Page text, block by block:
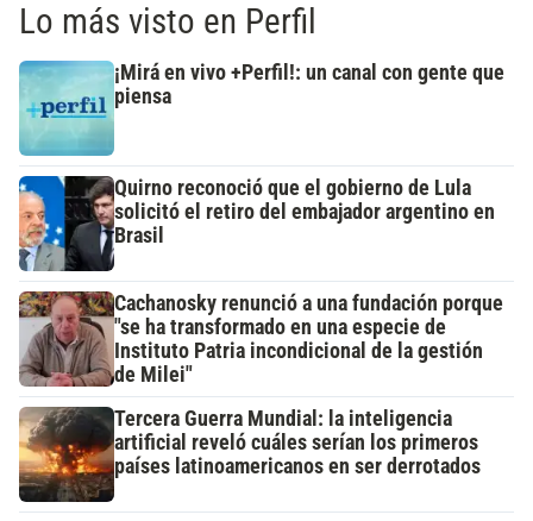
Lo más visto en Perfil
¡Mirá en vivo +Perfil!: un canal con gente que
piensa
Quirno reconoció que el gobierno de Lula
solicitó el retiro del embajador argentino en
Brasil
Cachanosky renunció a una fundación porque
"se ha transformado en una especie de
Instituto Patria incondicional de la gestión
de Milei"
Tercera Guerra Mundial: la inteligencia
artificial reveló cuáles serían los primeros
países latinoamericanos en ser derrotados